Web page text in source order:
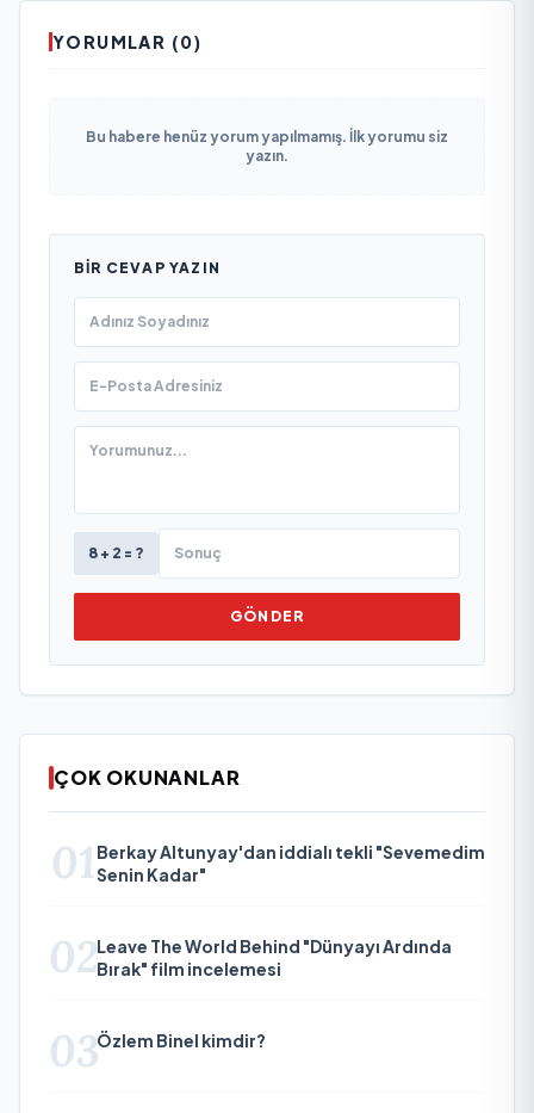
YORUMLAR (0)
Bu habere henüz yorum yapılmamış. İlk yorumu siz
yazın.
BIR CEVAP YAZIN
8 + 2 = ?
GÖNDER
ÇOK OKUNANLAR
01 Berkay Altunyay'dan iddialı tekli "Sevemedim
Senin Kadar"
02Leave The World Behind "Dünyayı Ardında
Bırak" film incelemesi
03Özlem Binel kimdir?